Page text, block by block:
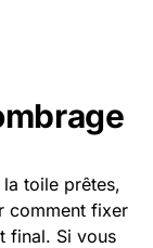
toile prêtes,
comment fixer
final. Si vous